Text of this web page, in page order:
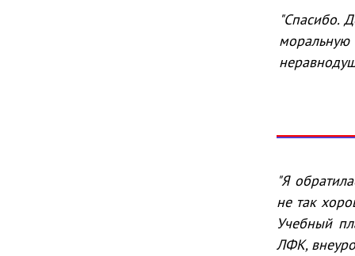
"Я
не так
Учебный
ЛФК,
"Спасибо.